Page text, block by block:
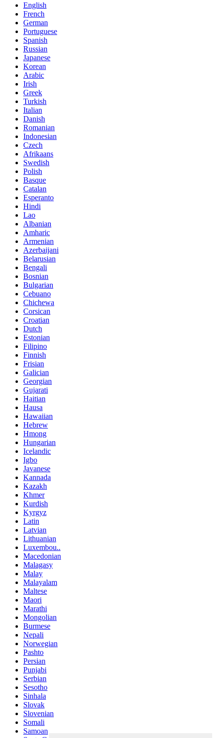
English
French
German
Portuguese
Spanish
Russian
Japanese
Korean
Arabic
Irish
Greek
Turkish
Italian
Danish
Romanian
Indonesian
Czech
Afrikaans
Swedish
Polish
Basque
Catalan
Esperanto
Hindi
Lao
Albanian
Amharic
Armenian
Azerbaijani
Belarusian
Bengali
Bosnian
Bulgarian
Cebuano
Chichewa
Corsican
Croatian
Dutch
Estonian
Filipino
Finnish
Frisian
Galician
Georgian
Gujarati
Haitian
Hausa
Hawaiian
Hebrew
Hmong
Hungarian
Icelandic
Igbo
Javanese
Kannada
Kazakh
Khmer
Kurdish
Kyrgyz
Latin
Latvian
Lithuanian
Luxembou..
Macedonian
Malagasy
Malay
Malayalam
Maltese
Maori
Marathi
Mongolian
Burmese
Nepali
Norwegian
Pashto
Persian
Punjabi
Serbian
Sesotho
Sinhala
Slovak
Slovenian
Somali
Samoan